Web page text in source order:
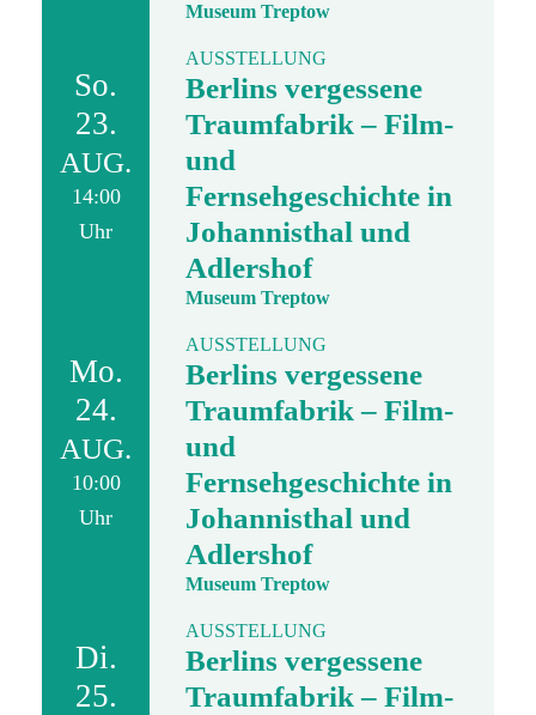
Museum Treptow
So.
23.
AUG.
14:00
Uhr
AUSSTELLUNG
Berlins vergessene
Traumfabrik – Film-
und
Fernsehgeschichte in
Johannisthal und
Adlershof
Museum Treptow
Mo.
24.
AUG.
10:00
Uhr
AUSSTELLUNG
Berlins vergessene
Traumfabrik – Film-
und
Fernsehgeschichte in
Johannisthal und
Adlershof
Museum Treptow
Di.
25.
AUSSTELLUNG
Berlins vergessene
Traumfabrik – Film-